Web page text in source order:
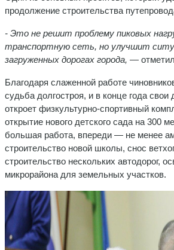
продолжение строительства
- Это не решит проблему пиковых
транспортную сеть, но улучшит
загруженных дорогах города, — отметил
Благодаря слаженной работе
судьба долгостроя, и в конце года свои
откроет физкультурно-спортивный
открытие нового детского сада на 300
большая работа, впереди — не менее
строительство новой школы, снос
строительство нескольких автодорог,
микрорайона для земельных участков.